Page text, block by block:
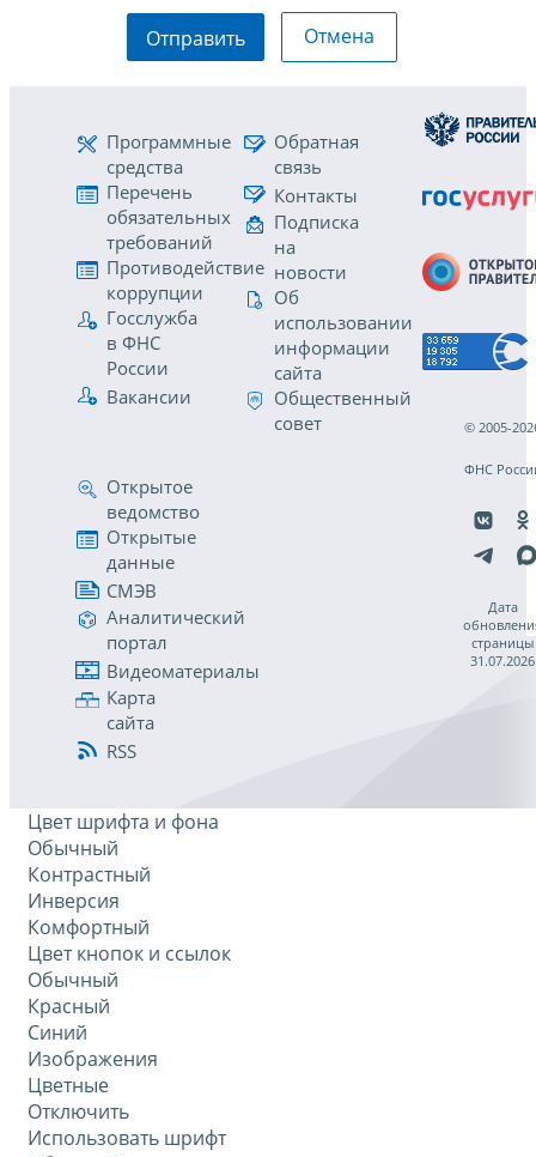
Отправить Отмена
Программные
средства
Перечень
обязательных
требований
Противодействие
коррупции
Госслужба
в ФНС
России
Вакансии
Обратная
связь
Контакты
Подписка
на
новости
Об
использовании
информации
сайта
Общественный
совет
Открытое
ведомство
Открытые
данные
СМЭВ
Аналитический
портал
Видеоматериалы
Карта
сайта
RSS
© 2005-
ФНС
Дата
страницы
31.07.2026
Цвет шрифта и фона
Обычный
Контрастный
Инверсия
Комфортный
Цвет кнопок и ссылок
Обычный
Красный
Синий
Изображения
Цветные
Отключить
Использовать шрифт